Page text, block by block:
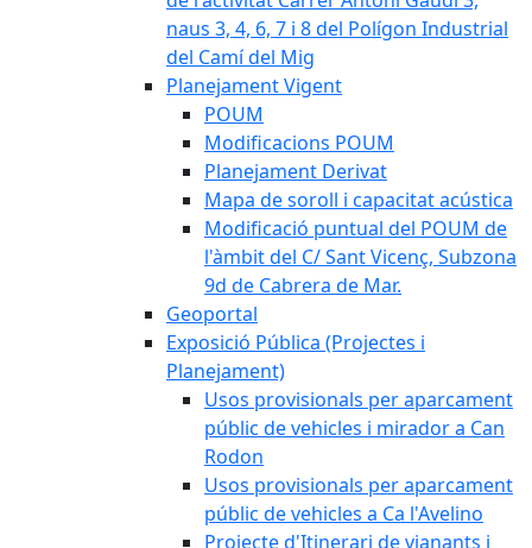
naus 3, 4, 6, 7 i 8 del Polígon Industrial
del Camí del Mig
Planejament Vigent
POUM
Modificacions POUM
Planejament Derivat
Mapa de soroll i capacitat acústica
Modificació puntual del POUM de
l'àmbit del C/ Sant Vicenç, Subzona
9d de Cabrera de Mar.
Geoportal
Exposició Pública (Projectes i
Planejament)
Usos provisionals per aparcament
públic de vehicles i mirador a Can
Rodon
Usos provisionals per aparcament
públic de vehicles a Ca l'Avelino
Projecte d'Itinerari de vianants i